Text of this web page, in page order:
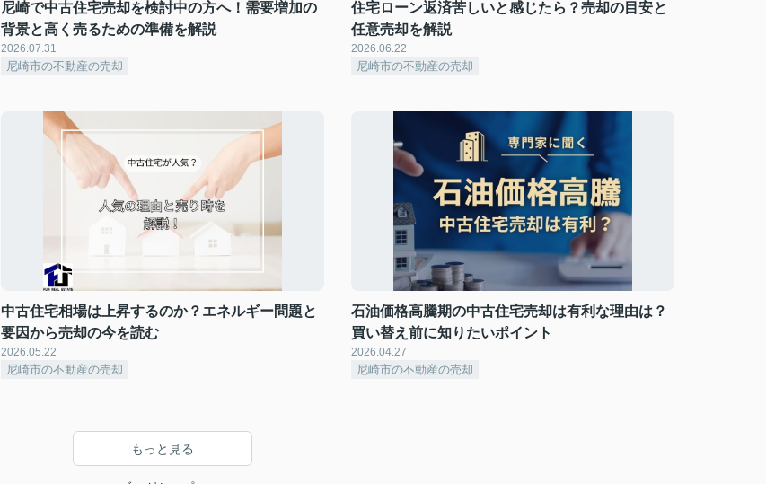
尼崎で中古住宅売却を検討中の方へ！需要増加の
背景と高く売るための準備を解説
2026.07.31
尼崎市の不動産の売却
住宅ローン返済苦しいと感じたら？売却の目安と
任意売却を解説
2026.06.22
尼崎市の不動産の売却
中古住宅相場は上昇するのか？エネルギー問題と
要因から売却の今を読む
2026.05.22
尼崎市の不動産の売却
石油価格高騰期の中古住宅売却は有利な理由は？
買い替え前に知りたいポイント
2026.04.27
尼崎市の不動産の売却
もっと見る